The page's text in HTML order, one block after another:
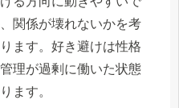
関係が壊れないかを考
ます。好き避けは性格
理が過剰に働いた状態
ます。